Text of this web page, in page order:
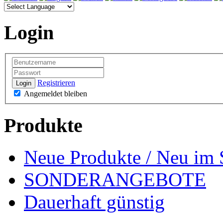
Login
Login
Registrieren
Angemeldet bleiben
Produkte
Neue Produkte / Neu im
SONDERANGEBOTE
Dauerhaft günstig